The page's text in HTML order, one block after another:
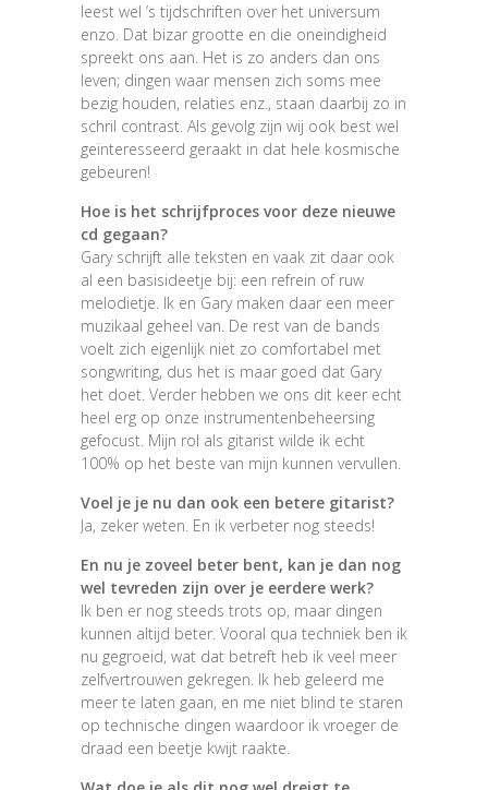
leest wel ’s tijdschriften over het universum
enzo. Dat bizar grootte en die oneindigheid
spreekt ons aan. Het is zo anders dan ons
leven; dingen waar mensen zich soms mee
bezig houden, relaties enz., staan daarbij zo in
schril contrast. Als gevolg zijn wij ook best wel
geïnteresseerd geraakt in dat hele kosmische
gebeuren!
Hoe is het schrijfproces voor deze nieuwe
cd gegaan?
Gary schrijft alle teksten en vaak zit daar ook
al een basisideetje bij: een refrein of ruw
melodietje. Ik en Gary maken daar een meer
muzikaal geheel van. De rest van de bands
voelt zich eigenlijk niet zo comfortabel met
songwriting, dus het is maar goed dat Gary
het doet. Verder hebben we ons dit keer echt
heel erg op onze instrumentenbeheersing
gefocust. Mijn rol als gitarist wilde ik echt
100% op het beste van mijn kunnen vervullen.
Voel je je nu dan ook een betere gitarist?
Ja, zeker weten. En ik verbeter nog steeds!
En nu je zoveel beter bent, kan je dan nog
wel tevreden zijn over je eerdere werk?
Ik ben er nog steeds trots op, maar dingen
kunnen altijd beter. Vooral qua techniek ben ik
nu gegroeid, wat dat betreft heb ik veel meer
zelfvertrouwen gekregen. Ik heb geleerd me
meer te laten gaan, en me niet blind te staren
op technische dingen waardoor ik vroeger de
draad een beetje kwijt raakte.